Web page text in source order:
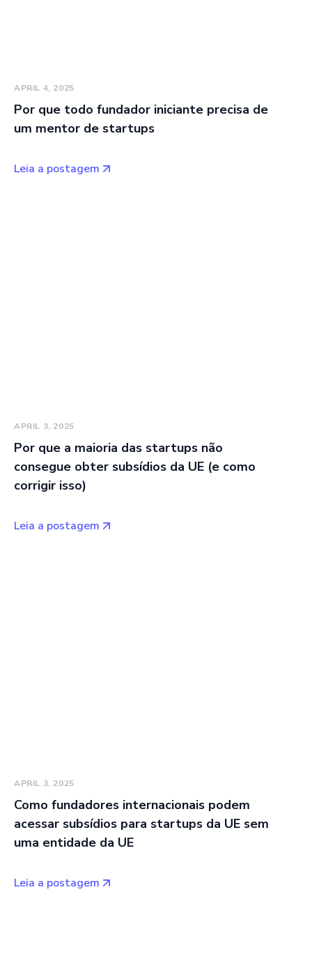
APRIL 4, 2025
Por que todo fundador iniciante precisa de
um mentor de startups
Leia a postagem
APRIL 3, 2025
Por que a maioria das startups não
consegue obter subsídios da UE (e como
corrigir isso)
Leia a postagem
APRIL 3, 2025
Como fundadores internacionais podem
acessar subsídios para startups da UE sem
uma entidade da UE
Leia a postagem